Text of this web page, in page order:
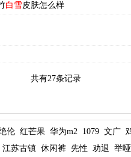
白雪皮肤怎么样
共有27条记录
伦 红芒果 华为m2 1079 文广
江苏古镇 休闲裤 先性 劝退 举